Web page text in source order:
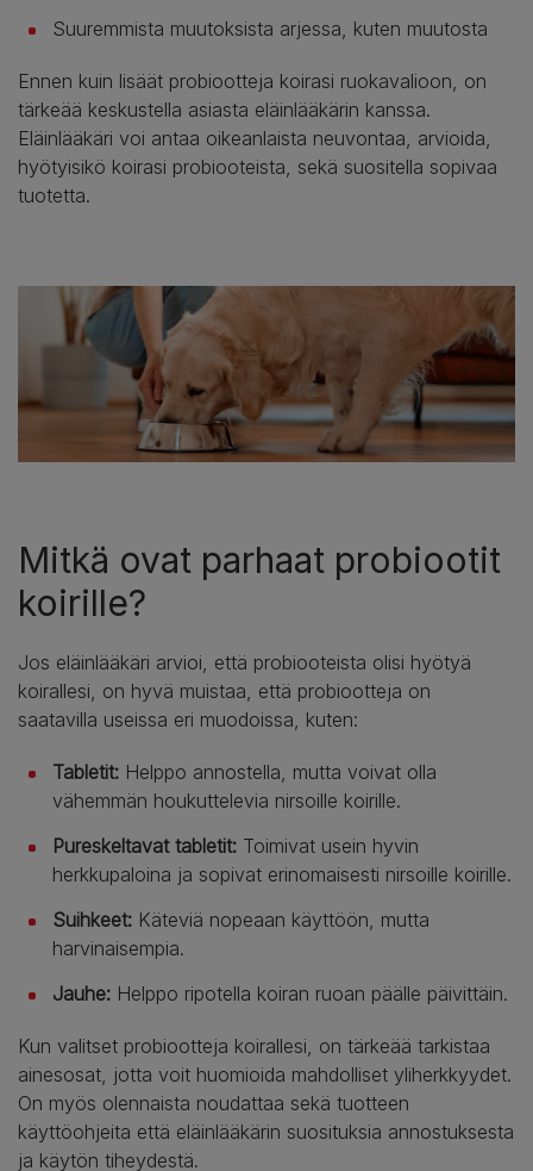
Suuremmista muutoksista arjessa, kuten muutosta
Ennen kuin lisäät probiootteja koirasi ruokavalioon, on
tärkeää keskustella asiasta eläinlääkärin kanssa.
Eläinlääkäri voi antaa oikeanlaista neuvontaa, arvioida,
hyötyisikö koirasi probiooteista, sekä suositella sopivaa
tuotetta.
Mitkä ovat parhaat probiootit
koirille?
Jos eläinlääkäri arvioi, että probiooteista olisi hyötyä
koirallesi, on hyvä muistaa, että probiootteja on
saatavilla useissa eri muodoissa, kuten:
Tabletit: Helppo annostella, mutta voivat olla
vähemmän houkuttelevia nirsoille koirille.
Pureskeltavat tabletit: Toimivat usein hyvin
herkkupaloina ja sopivat erinomaisesti nirsoille koirille.
Suihkeet: Käteviä nopeaan käyttöön, mutta
harvinaisempia.
Jauhe: Helppo ripotella koiran ruoan päälle päivittäin.
Kun valitset probiootteja koirallesi, on tärkeää tarkistaa
ainesosat, jotta voit huomioida mahdolliset yliherkkyydet.
On myös olennaista noudattaa sekä tuotteen
käyttöohjeita että eläinlääkärin suosituksia annostuksesta
ja käytön tiheydestä.